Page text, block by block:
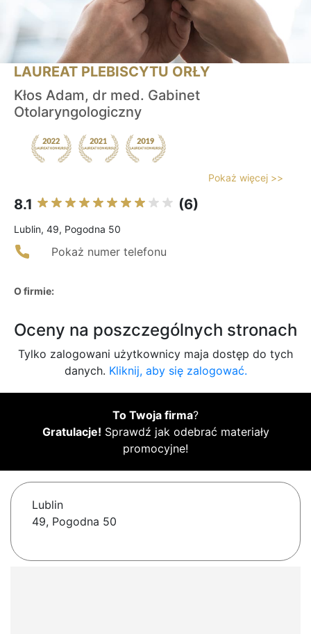
LAUREAT PLEBISCYTU ORŁY
Kłos Adam, dr med. Gabinet
Otolaryngologiczny
Pokaż więcej >>
8.1 (6)
Lublin, 49, Pogodna 50
Pokaż numer telefonu
O firmie:
Oceny na poszczególnych stronach
Tylko zalogowani użytkownicy maja dostęp do tych
danych. Kliknij, aby się zalogować.
To Twoja firma?
Gratulacje! Sprawdź jak odebrać materiały
promocyjne!
Lublin
49, Pogodna 50